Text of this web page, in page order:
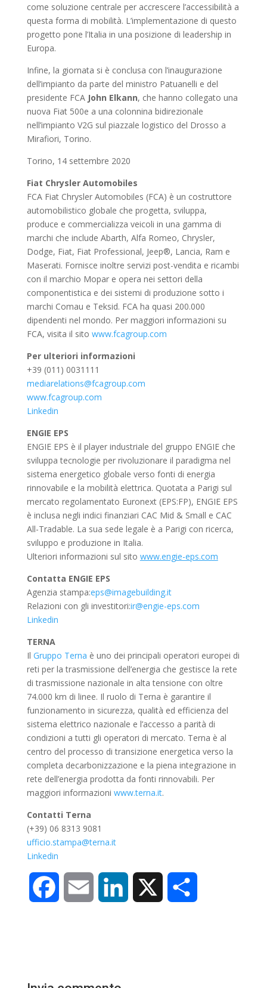
come soluzione centrale per accrescere l’accessibilità a
questa forma di mobilità. L’implementazione di questo
progetto pone l’Italia in una posizione di leadership in
Europa.
Infine, la giornata si è conclusa con l’inaugurazione
dell’impianto da parte del ministro Patuanelli e del
presidente FCA John Elkann, che hanno collegato una
nuova Fiat 500e a una colonnina bidirezionale
nell’impianto V2G sul piazzale logistico del Drosso a
Mirafiori, Torino.
Torino, 14 settembre 2020
Fiat Chrysler Automobiles
FCA Fiat Chrysler Automobiles (FCA) è un costruttore
automobilistico globale che progetta, sviluppa,
produce e commercializza veicoli in una gamma di
marchi che include Abarth, Alfa Romeo, Chrysler,
Dodge, Fiat, Fiat Professional, Jeep®, Lancia, Ram e
Maserati. Fornisce inoltre servizi post-vendita e ricambi
con il marchio Mopar e opera nei settori della
componentistica e dei sistemi di produzione sotto i
marchi Comau e Teksid. FCA ha quasi 200.000
dipendenti nel mondo. Per maggiori informazioni su
FCA, visita il sito www.fcagroup.com
Per ulteriori informazioni
+39 (011) 0031111
mediarelations@fcagroup.com
www.fcagroup.com
Linkedin
ENGIE EPS
ENGIE EPS è il player industriale del gruppo ENGIE che
sviluppa tecnologie per rivoluzionare il paradigma nel
sistema energetico globale verso fonti di energia
rinnovabile e la mobilità elettrica. Quotata a Parigi sul
mercato regolamentato Euronext (EPS:FP), ENGIE EPS
è inclusa negli indici finanziari CAC Mid & Small e CAC
All-Tradable. La sua sede legale è a Parigi con ricerca,
sviluppo e produzione in Italia.
Ulteriori informazioni sul sito www.engie-eps.com
Contatta ENGIE EPS
Agenzia stampa:eps@imagebuilding.it
Relazioni con gli investitori:ir@engie-eps.com
Linkedin
TERNA
Il Gruppo Terna è uno dei principali operatori europei di
reti per la trasmissione dell’energia che gestisce la rete
di trasmissione nazionale in alta tensione con oltre
74.000 km di linee. Il ruolo di Terna è garantire il
funzionamento in sicurezza, qualità ed efficienza del
sistema elettrico nazionale e l’accesso a parità di
condizioni a tutti gli operatori di mercato. Terna è al
centro del processo di transizione energetica verso la
completa decarbonizzazione e la piena integrazione in
rete dell’energia prodotta da fonti rinnovabili. Per
maggiori informazioni www.terna.it.
Contatti Terna
(+39) 06 8313 9081
ufficio.stampa@terna.it
Linkedin